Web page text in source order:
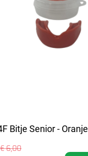
Bitje Senior - Oranje
€ 6,00